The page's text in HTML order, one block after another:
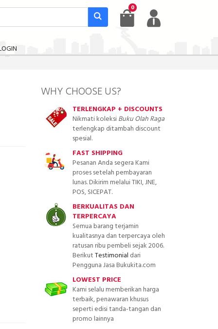
0
WHY CHOOSE US?
TERLENGKAP + DISCOUNTS
Nikmati koleksiBuku Olah Raga
terlengkap ditambah discount
spesial.
FAST SHIPPING
Pesanan Anda segera Kami
proses setelah pembayaran
lunas. Dikirim melalui TIKI, JNE,
POS, SICEPAT.
BERKUALITAS DAN
TERPERCAYA
Semua barang terjamin
kualitasnya dan terpercaya oleh
ratusan ribu pembeli sejak 2006.
BerikutTestimonial dari
Pengguna Jasa Bukukita.com
LOWEST PRICE
Kami selalu memberikan harga
terbaik, penawaran khusus
seperti edisi tanda-tangan dan
promo lainnya